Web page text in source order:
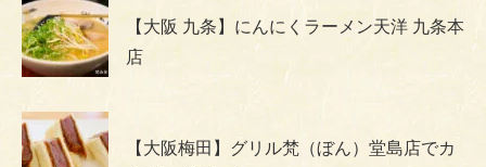
【大阪 九条】にんにくラーメン天洋 九条本
店
【大阪梅田】グリル梵（ぼん）堂島店でカ